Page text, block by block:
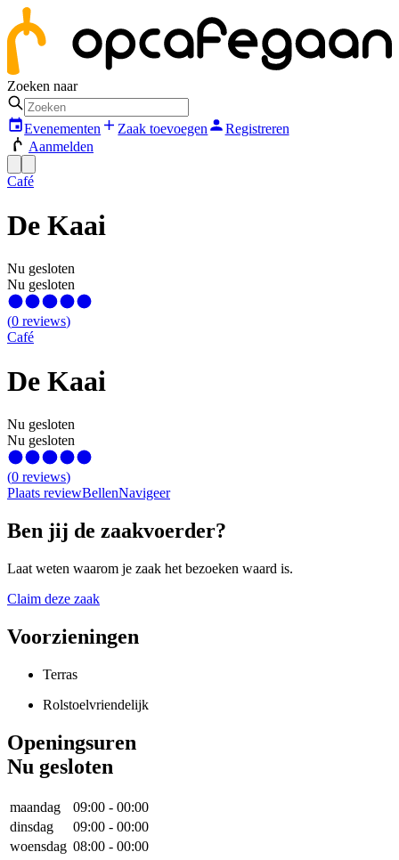
Zoeken naar
Evenementen Zaak toevoegen
Registreren
Aanmelden
Café
De Kaai
Nu gesloten
Nu gesloten
(0 reviews)
Café
De Kaai
Nu gesloten
Nu gesloten
(0 reviews)
Plaats reviewBellenNavigeer
Ben jij de zaakvoerder?
Laat weten waarom je zaak het bezoeken waard is.
Claim deze zaak
Voorzieningen
Terras
Rolstoelvriendelijk
Openingsuren
Nu gesloten
maandag 09:00 - 00:00
dinsdag
09:00 - 00:00
woensdag 08:00 - 00:00